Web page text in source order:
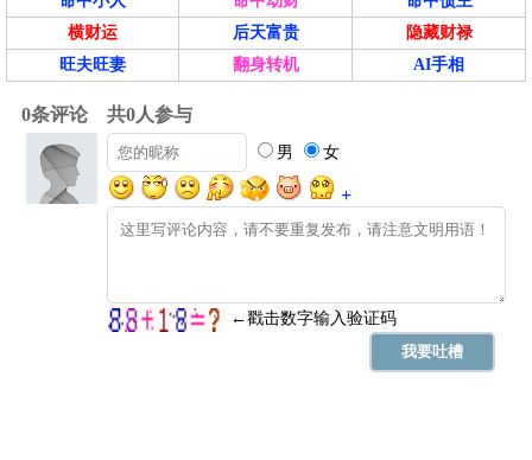
横财运
后天富贵
隐藏财禄
旺夫旺妻
翻身转机 AI手相